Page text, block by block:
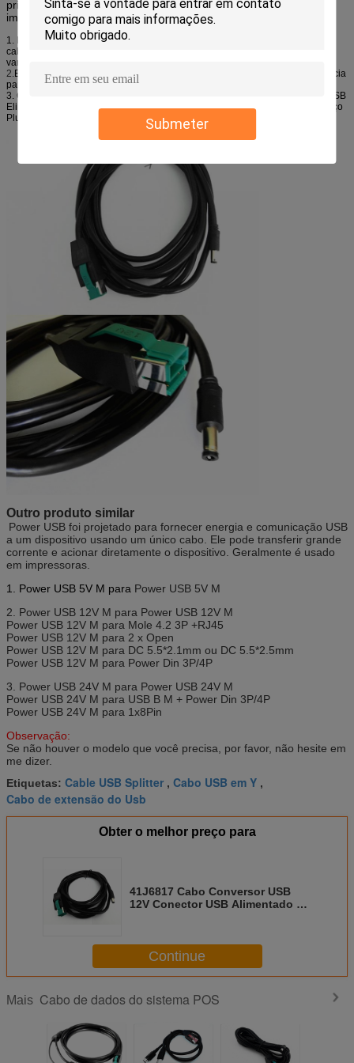
Submeter
principalmente em equipamentos deponto de venda, como
impressoras de recibos eleitores de código de barras
1. Isso, combinado com sistemas operacionais Plug-and-Play, permite que o
cabo usb alimentado seja facilmente mantido e suportado no ambiente de
varejo.
2.Este cabo USB alimentado de 12v para USB B
é coberto por garantia vitalícia
para garantir durabilidade duradoura e desempenho ideal.
3. Compatível com os padrões USB 2.0 e dispositivos periféricos Powered USB
Elimina o uso de um adaptador de energia Reduz a desordem e libera espaço
Plug and Play Especificações técnicas
Outro produto similar
Power USB foi projetado para fornecer energia e comunicação USB
a um dispositivo usando um único cabo. Ele pode transferir grande
corrente e acionar diretamente o dispositivo. Geralmente é usado
em impressoras.
1. Power USB 5V M para Power USB 5V M
2. Power USB 12V M para Power USB 12V M
Power USB 12V M para Mole 4.2 3P +RJ45
Power USB 12V M para 2 x Open
Power USB 12V M para DC 5.5*2.1mm ou DC 5.5*2.5mm
Power USB 12V M para Power Din 3P/4P
3. Power USB 24V M para Power USB 24V M
Power USB 24V M para USB B M + Power Din 3P/4P
Power USB 24V M para 1x8Pin
Observação:
Se não houver o modelo que você precisa, por favor, não hesite em
me dizer.
Etiquetas: Cable USB Splitter , Cabo USB em Y ,
Cabo de extensão do Usb
Obter o melhor preço para
41J6817 Cabo Conversor USB
12V Conector USB Alimentado de
Continue
Mais Cabo de dados do sistema POS